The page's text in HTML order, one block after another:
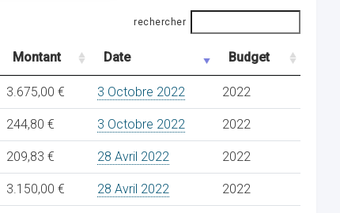
rechercher
Montant Date Budget
3.675,00 € 3 Octobre 2022 2022
244,80 € 3 Octobre 2022 2022
209,83 € 28 Avril 2022 2022
3.150,00 € 28 Avril 2022 2022